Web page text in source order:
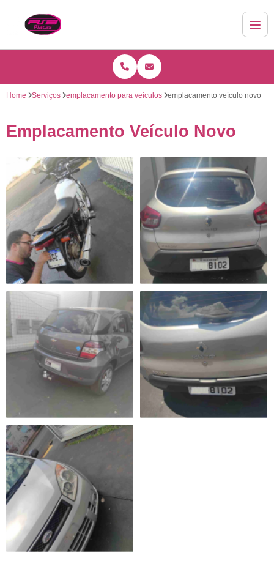
Home Serviços emplacamento para veículos emplacamento veículo novo
Emplacamento Veículo Novo